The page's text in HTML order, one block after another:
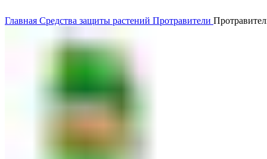
Главная Средства защиты растений Протравители